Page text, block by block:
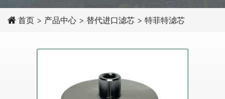
首页 > 产品中心 > 替代进口滤芯 > 特菲特滤芯